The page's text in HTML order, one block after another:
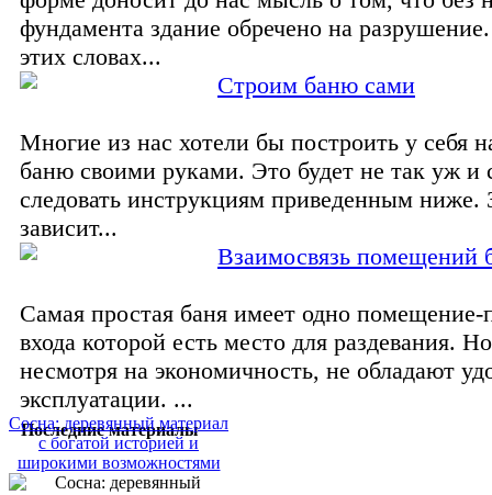
фундамента здание обречено на
этих словах...
Строим баню сами
Многие из нас хотели бы построить у себя
баню своими руками. Это будет не так уж и
следовать инструкциям приведенным ниже.
зависит...
Взаимосвязь помещений
Самая простая баня имеет одно помещение-
входа которой есть место для раздевания.
несмотря на экономичность, не обладают
эксплуатации. ...
Последние материалы
Сосна: деревянный материал
с богатой историей и
широкими возможностями